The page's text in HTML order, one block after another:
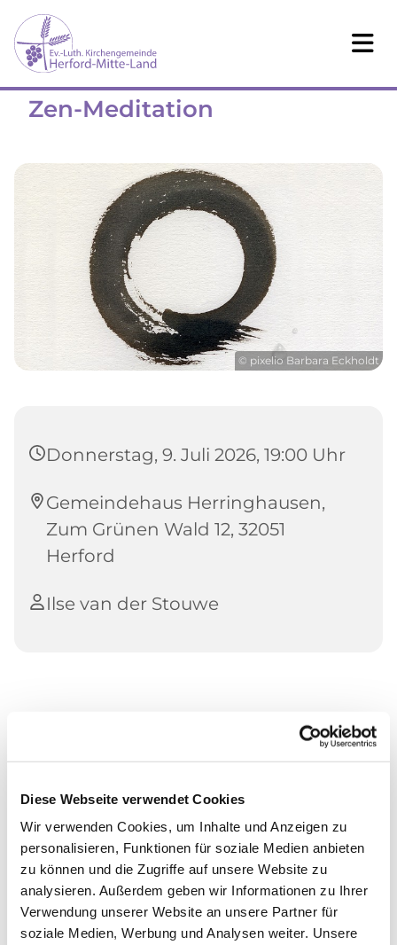
Diese Webseite verwendet Cookies
Wir verwenden Cookies, um Inhalte und Anzeigen zu
personalisieren, Funktionen für soziale Medien anbieten
zu können und die Zugriffe auf unsere Website zu
analysieren. Außerdem geben wir Informationen zu Ihrer
Verwendung unserer Website an unsere Partner für
soziale Medien, Werbung und Analysen weiter. Unsere
Zen-Meditation
© pixelio Barbara Eckholdt
Donnerstag, 9. Juli 2026, 19:00 Uhr
Gemeindehaus Herringhausen,
Zum Grünen Wald 12, 32051
Herford
Ilse van der Stouwe